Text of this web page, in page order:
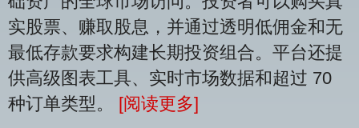
实股票、赚取股息，并通过透明低佣金和无
最低存款要求构建长期投资组合。平台还提
供高级图表工具、实时市场数据和超过 70
种订单类型。 [阅读更多]